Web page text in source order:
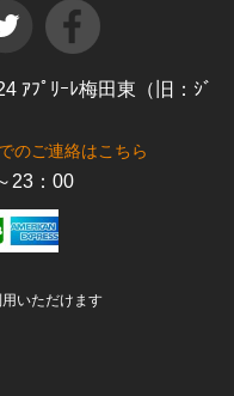
ｱﾌﾟﾘｰﾚ梅田東（旧：ｼﾞ
のご連絡はこちら
23：00
いただけます